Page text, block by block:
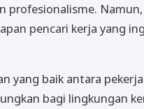
profesionalisme.
pencari kerja yang
yang baik antara
bagi lingkungan